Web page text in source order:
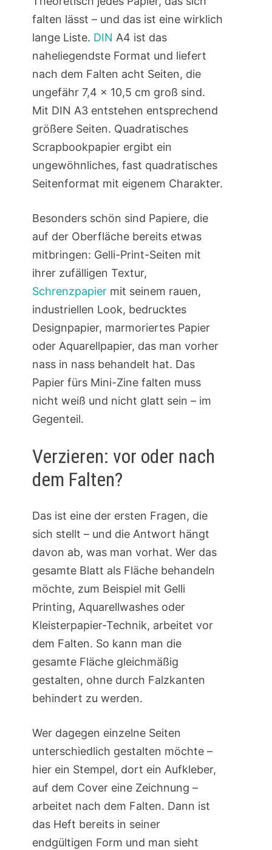
falten lässt – und das ist eine wirklich
lange Liste. DIN A4 ist das
naheliegendste Format und liefert
nach dem Falten acht Seiten, die
ungefähr 7,4 × 10,5 cm groß sind.
Mit DIN A3 entstehen entsprechend
größere Seiten. Quadratisches
Scrapbookpapier ergibt ein
ungewöhnliches, fast quadratisches
Seitenformat mit eigenem Charakter.
Besonders schön sind Papiere, die
auf der Oberfläche bereits etwas
mitbringen: Gelli-Print-Seiten mit
ihrer zufälligen Textur,
Schrenzpapiermit seinem rauen,
industriellen Look, bedrucktes
Designpapier, marmoriertes Papier
oder Aquarellpapier, das man vorher
nass in nass behandelt hat. Das
Papier fürs Mini-Zine falten muss
nicht weiß und nicht glatt sein – im
Gegenteil.
Verzieren: vor oder nach
dem Falten?
Das ist eine der ersten Fragen, die
sich stellt – und die Antwort hängt
davon ab, was man vorhat. Wer das
gesamte Blatt als Fläche behandeln
möchte, zum Beispiel mit Gelli
Printing, Aquarellwashes oder
Kleisterpapier-Technik, arbeitet vor
dem Falten. So kann man die
gesamte Fläche gleichmäßig
gestalten, ohne durch Falzkanten
behindert zu werden.
Wer dagegen einzelne Seiten
unterschiedlich gestalten möchte –
hier ein Stempel, dort ein Aufkleber,
auf dem Cover eine Zeichnung –
arbeitet nach dem Falten. Dann ist
das Heft bereits in seiner
endgültigen Form und man sieht